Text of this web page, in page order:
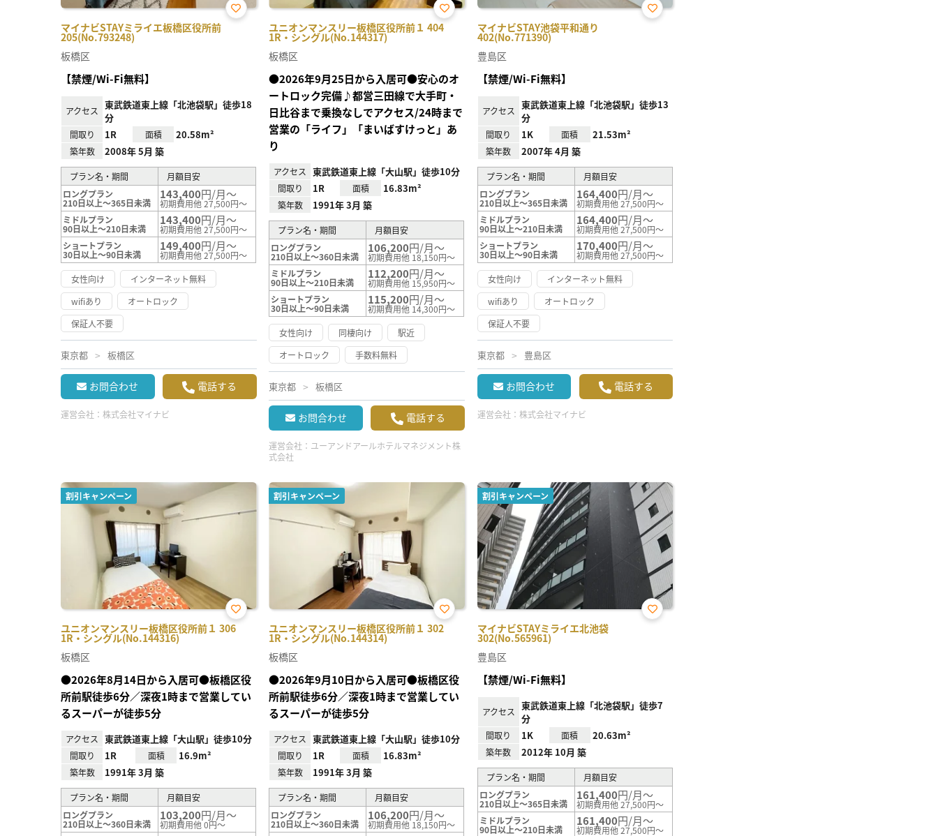
マイナビSTAYミライエ板橋区役所前
205(No.793248)
お気
板橋区
【禁煙/Wi-Fi無料】
アクセス
東武鉄道東上線「北池袋駅」徒歩18
分
間取り 1R 面積 20.58m²
築年数 2008年 5月 築
プラン名・期間
月額目安
ロングプラン
210日以上～365日未満
143,400円/月～
初期費用他 27,500円～
ミドルプラン
90日以上～210日未満
143,400円/月～
初期費用他 27,500円～
ショートプラン
30日以上～90日未満
149,400円/月～
初期費用他 27,500円～
女性向け
インターネット無料
wifiあり
オートロック
保証人不要
東京都 板橋区
お問合わせ 電話する
運営会社： 株式会社マイナビ
ユニオンマンスリー板橋区役所前１ 404
1R・シングル(No.144317)
お気
に入
板橋区
●2026年9月25日から入居可●安心のオ
ートロック完備♪都営三田線で大手町・
日比谷まで乗換なしでアクセス/24時まで
営業の「ライフ」「まいばすけっと」あ
り
アクセス 東武鉄道東上線「大山駅」徒歩10分
間取り 1R 面積 16.83m²
築年数 1991年 3月 築
プラン名・期間
月額目安
ロングプラン
210日以上～360日未満
106,200円/月～
初期費用他 18,150円～
ミドルプラン
90日以上～210日未満
112,200円/月～
初期費用他 15,950円～
ショートプラン
30日以上～90日未満
115,200円/月～
初期費用他 14,300円～
女性向け
同棲向け
駅近
オートロック
手数料無料
東京都 板橋区
お問合わせ 電話する
運営会社： ユーアンドアールホテルマネジメント株
式会社
マイナビSTAY池袋平和通り
402(No.771390)
お気
豊島区
【禁煙/Wi-Fi無料】
アクセス
東武鉄道東上線「北池袋駅」徒歩13
分
間取り 1K 面積 21.53m²
築年数 2007年 4月 築
プラン名・期間
月額目安
ロングプラン
210日以上～365日未満
164,400円/月～
初期費用他 27,500円～
ミドルプラン
90日以上～210日未満
164,400円/月～
初期費用他 27,500円～
ショートプラン
30日以上～90日未満
170,400円/月～
初期費用他 27,500円～
女性向け
インターネット無料
wifiあり
オートロック
保証人不要
東京都 豊島区
お問合わせ 電話する
運営会社： 株式会社マイナビ
割引キャンペーン
ユニオンマンスリー板橋区役所前１ 306
1R・シングル(No.144316)
お気
に入
板橋区
●2026年8月14日から入居可●板橋区役
所前駅徒歩6分／深夜1時まで営業してい
るスーパーが徒歩5分
アクセス 東武鉄道東上線「大山駅」徒歩10分
間取り 1R 面積 16.9m²
築年数 1991年 3月 築
プラン名・期間
月額目安
ロングプラン
210日以上～360日未満
103,200円/月～
初期費用他 0円～
割引キャンペーン
ユニオンマンスリー板橋区役所前１ 302
1R・シングル(No.144314)
お気
に入
板橋区
●2026年9月10日から入居可●板橋区役
所前駅徒歩6分／深夜1時まで営業してい
るスーパーが徒歩5分
アクセス 東武鉄道東上線「大山駅」徒歩10分
間取り 1R 面積 16.83m²
築年数 1991年 3月 築
プラン名・期間
月額目安
ロングプラン
210日以上～360日未満
106,200円/月～
初期費用他 18,150円～
割引キャンペーン
マイナビSTAYミライエ北池袋
302(No.565961)
お気
豊島区
【禁煙/Wi-Fi無料】
アクセス 東武鉄道東上線「北池袋駅」徒歩7
分
間取り 1K 面積 20.63m²
築年数 2012年 10月 築
プラン名・期間
月額目安
ロングプラン
210日以上～365日未満
161,400円/月～
初期費用他 27,500円～
ミドルプラン
90日以上～210日未満
161,400円/月～
初期費用他 27,500円～